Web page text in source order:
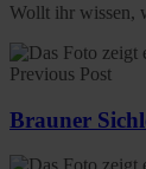
Wollt ihr wissen,
Previous Post
Brauner